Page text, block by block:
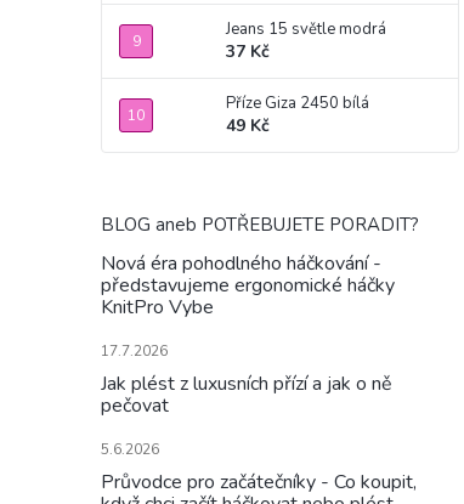
Jeans 15 světle modrá
37 Kč
Příze Giza 2450 bílá
49 Kč
BLOG aneb POTŘEBUJETE PORADIT?
Nová éra pohodlného háčkování -
představujeme ergonomické háčky
KnitPro Vybe
17.7.2026
Jak plést z luxusních přízí a jak o ně
pečovat
5.6.2026
Průvodce pro začátečníky - Co koupit,